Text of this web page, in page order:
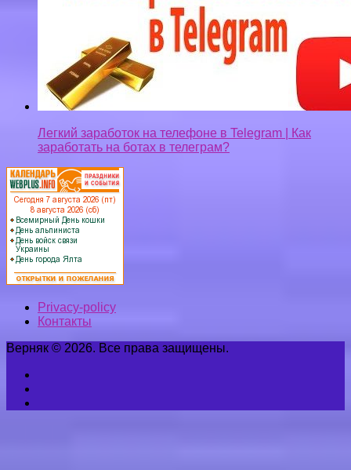
Легкий заработок на телефоне в Telegram | Как
заработать на ботах в телеграм?
Privacy-policy
Контакты
Верняк © 2026. Все права защищены.